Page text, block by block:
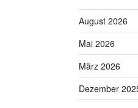
August 2026
Mai 2026
März 2026
Dezember